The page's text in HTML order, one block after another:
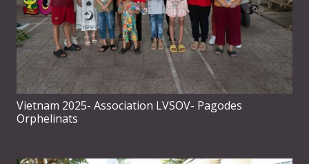
Vietnam 2025- Association LVSOV- Pagodes
Orphelinats